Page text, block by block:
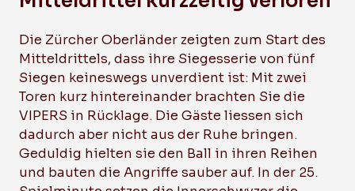
Die Zürcher Oberländer zeigten zum Start des
Mitteldrittels, dass ihre Siegesserie von fünf
Siegen keineswegs unverdient ist: Mit zwei
Toren kurz hintereinander brachten Sie die
VIPERS in Rücklage. Die Gäste liessen sich
dadurch aber nicht aus der Ruhe bringen.
Geduldig hielten sie den Ball in ihren Reihen
und bauten die Angriffe sauber auf. In der 25.